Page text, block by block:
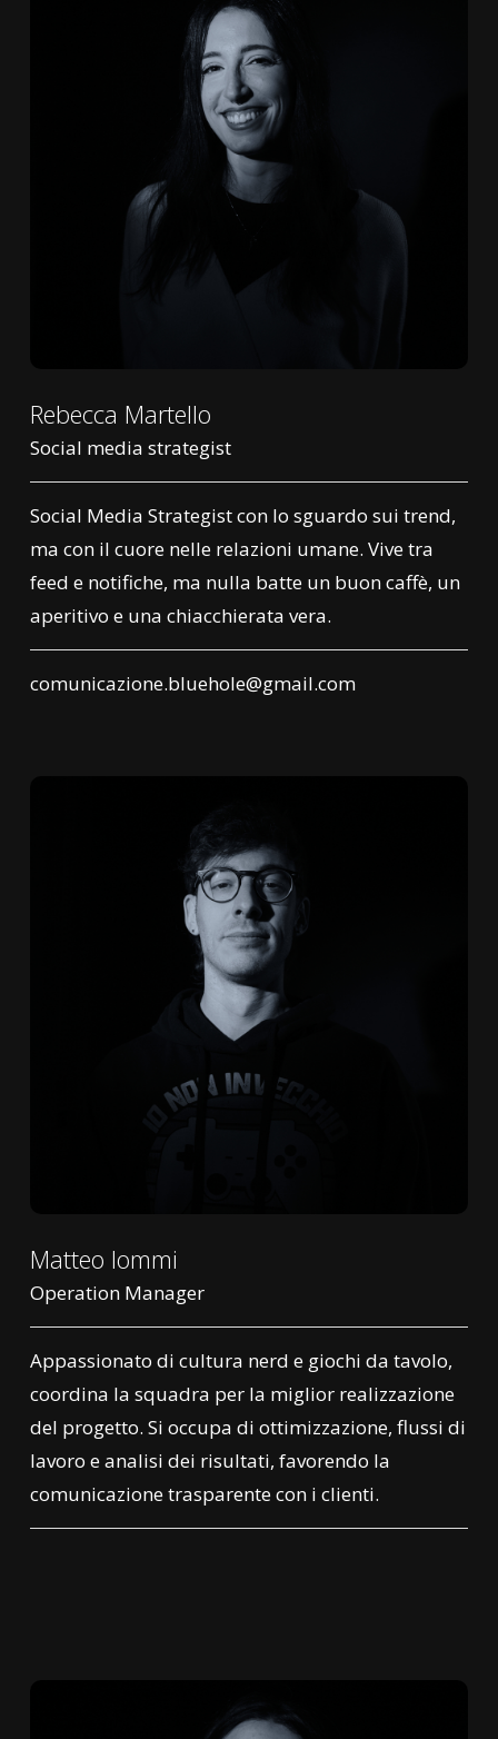
Rebecca Martello
Social media strategist
Social Media Strategist con lo sguardo sui trend,
ma con il cuore nelle relazioni umane. Vive tra
feed e notifiche, ma nulla batte un buon caffè, un
aperitivo e una chiacchierata vera.
comunicazione.bluehole@gmail.com
Matteo Iommi
Operation Manager
Appassionato di cultura nerd e giochi da tavolo,
coordina la squadra per la miglior realizzazione
del progetto. Si occupa di ottimizzazione, flussi di
lavoro e analisi dei risultati, favorendo la
comunicazione trasparente con i clienti.